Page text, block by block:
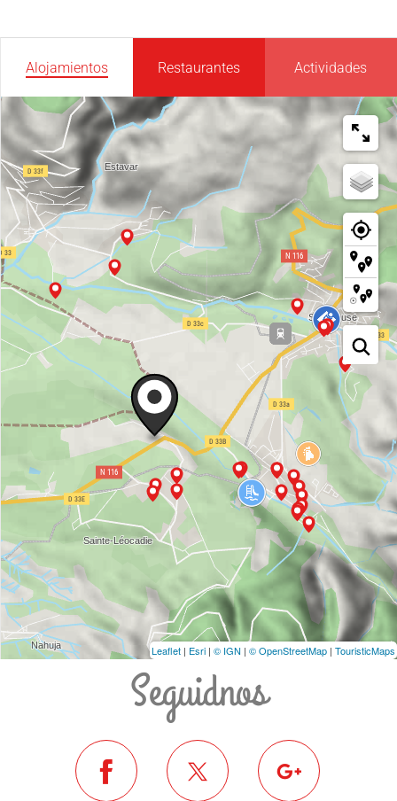
Alojamientos Restaurantes Actividades
Leaflet | Esri | © IGN | © OpenStreetMap | TouristicMaps
Seguidnos